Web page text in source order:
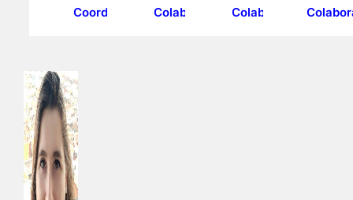
Coordenador
Colaborador
Colaborador